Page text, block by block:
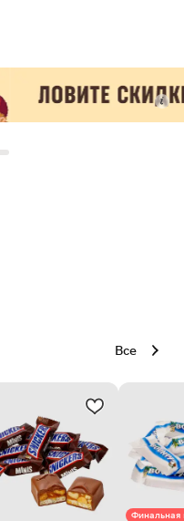
Все
Финальная